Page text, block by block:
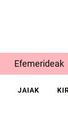
Efemerideak
JAIAK